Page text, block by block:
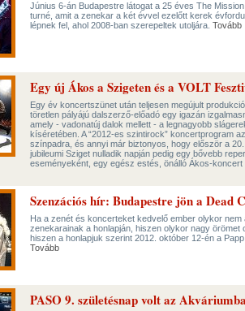
Június 6-án Budapestre látogat a 25 éves The
turné, amit a zenekar a két évvel ezelőtt kerek
lépnek fel, ahol 2008-ban szerepeltek utoljára. Tovább
Egy új Ákos a Szigeten és a VOLT
Egy év koncertszünet után teljesen megújult
töretlen pályájú dalszerző-előadó egy igazán
amely - vadonatúj dalok mellett - a legnagyobb
kíséretében. A “2012-es szintirock” koncertprogram
színpadra, és annyi már biztonyos, hogy először a
jubileumi Sziget nulladik napján pedig egy bővebb
eseményeként, egy egész estés, önálló Ákos-koncert
Szenzációs hír: Budapestre jön a Dead
Ha a zenét és koncerteket kedvelő ember olykor
zenekarainak a honlapján, hiszen olykor nagy örömet
hiszen a honlapjuk szerint 2012. október 12-én a
Tovább
PASO 9. születésnap volt az